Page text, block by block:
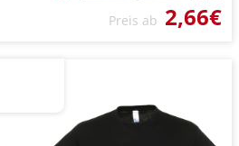
Preis ab 2,66€